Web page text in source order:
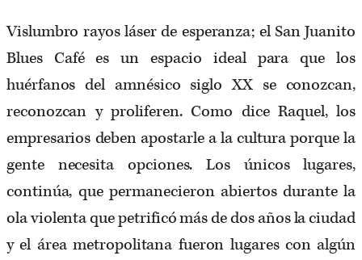
Vislumbro rayos láser de esperanza; el San Juanito
Blues Café es un espacio ideal para que los
huérfanos del amnésico siglo XX se conozcan,
reconozcan y proliferen. Como dice Raquel, los
empresarios deben apostarle a la cultura porque la
gente necesita opciones. Los únicos lugares,
continúa, que permanecieron abiertos durante la
ola violenta que petrificó más de dos años la ciudad
y el área metropolitana fueron lugares con algún